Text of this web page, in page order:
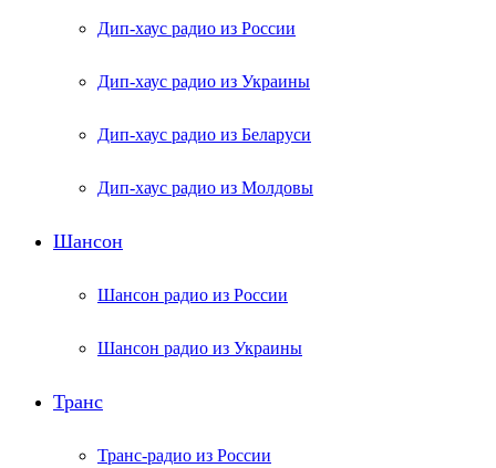
Дип-хаус радио из России
Дип-хаус радио из Украины
Дип-хаус радио из Беларуси
Дип-хаус радио из Молдовы
Шансон
Шансон радио из России
Шансон радио из Украины
Транс
Транс-радио из России